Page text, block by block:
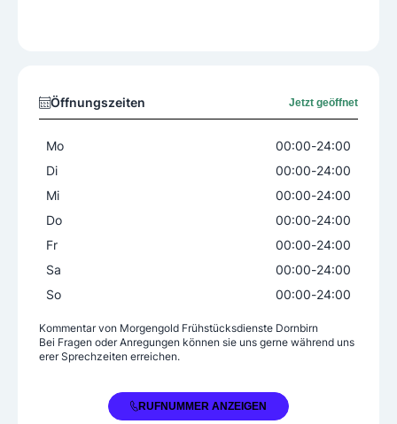
Öffnungszeiten Jetzt geöffnet
Mo 00:00-24:00
Di
00:00-24:00
Mi
00:00-24:00
Do
00:00-24:00
Fr
00:00-24:00
Sa
00:00-24:00
So
00:00-24:00
Kommentar von Morgengold Frühstücksdienste Dornbirn
Bei Fragen oder Anregungen können sie uns gerne während uns
erer Sprechzeiten erreichen.
+43 5572 37837810RUFNUMMER ANZEIGEN